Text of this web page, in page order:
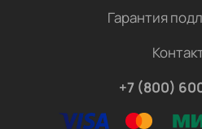
Гарантия
+7 (800)